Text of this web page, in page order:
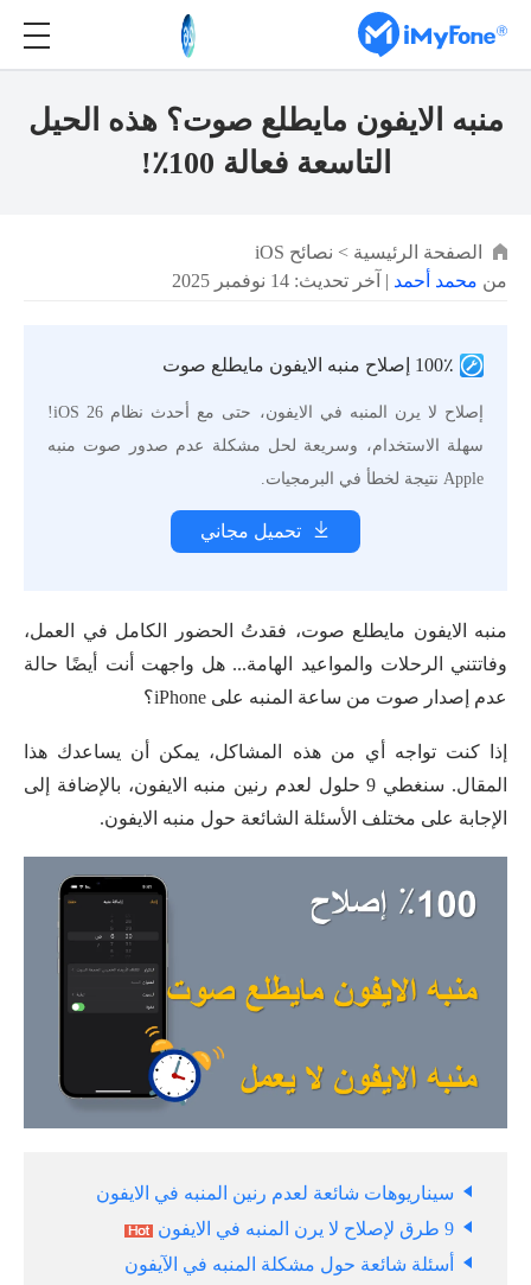
منبه الايفون مايطلع صوت؟ هذه الحيل
التاسعة فعالة 100٪!
الصفحة الرئيسية > نصائح iOS
من محمد أحمد | آخر تحديث: 14 نوفمبر 2025
100٪ إصلاح منبه الايفون مايطلع صوت
إصلاح لا يرن المنبه في الايفون، حتى مع أحدث نظام iOS 26!
سهلة الاستخدام، وسريعة لحل مشكلة عدم صدور صوت منبه
Apple نتيجة لخطأ في البرمجيات.
تحميل مجاني
منبه الايفون مايطلع صوت، فقدتُ الحضور الكامل في العمل،
وفاتتني الرحلات والمواعيد الهامة... هل واجهت أنت أيضًا حالة
عدم إصدار صوت من ساعة المنبه على iPhone؟
إذا كنت تواجه أي من هذه المشاكل، يمكن أن يساعدك هذا
المقال. سنغطي 9 حلول لعدم رنين منبه الايفون، بالإضافة إلى
الإجابة على مختلف الأسئلة الشائعة حول منبه الايفون.
سيناريوهات شائعة لعدم رنين المنبه في الايفون
9 طرق لإصلاح لا يرن المنبه في الايفون
أسئلة شائعة حول مشكلة المنبه في الآيفون